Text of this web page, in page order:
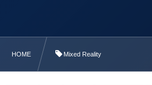
HOME Mixed Reality